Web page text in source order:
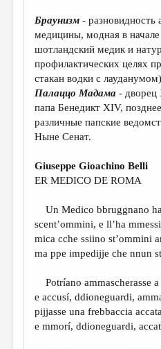
СТРАНИЦЫ ПАМЯТИ
ОБЪЯВЛЕНИЯ
КОЛОНКА РЕДАКТОРА
РЕДКОЛЛЕГИЯ
ОТ РЕДАКЦИИ
МАЛАЯ ПРОЗА
ЭССЕИСТИКА
КУЛЬТУРОВЕДЕНИЕ
ПУБЛИЦИСТИКА
РЕЦЕНЗИРОВАНИЕ
ЦИКЛЫ ПУБЛИКАЦИЙ
ТРЕДИАКОВСКИЙ
Браунизм - разновидность
медицины, модная в
шотландский медик и
профилактических целях
стакан водки с лауданумом)
Палаццо Мадама - дворец
папа Бенедикт XIV,
различные папские
Ныне Сенат.
Giuseppe Gioachino Belli
ER MEDICO DE ROMA
Un Medico bbruggnano
scent’ommini, e ll’ha
mica cche ssiino st’ommini
ma ppe impedijje che nnun
Potríano ammascherasse
e accusí, ddioneguardi,
pijjasse una frebbaccia
e mmorí, ddioneguardi,